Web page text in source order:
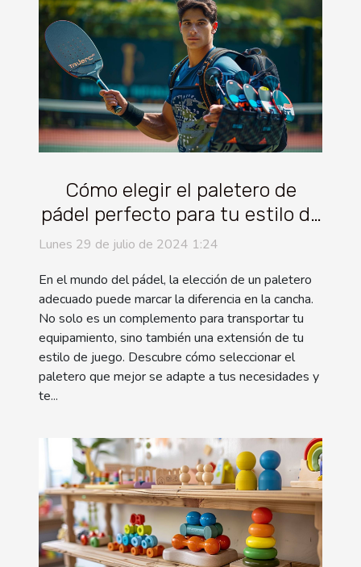
Cómo elegir el paletero de
pádel perfecto para tu estilo de
juego
Lunes 29 de julio de 2024 1:24
En el mundo del pádel, la elección de un paletero
adecuado puede marcar la diferencia en la cancha.
No solo es un complemento para transportar tu
equipamiento, sino también una extensión de tu
estilo de juego. Descubre cómo seleccionar el
paletero que mejor se adapte a tus necesidades y
te...